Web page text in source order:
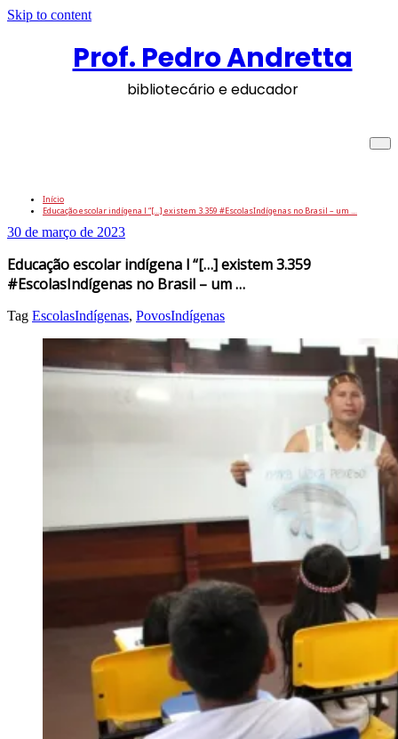
Skip to content
Prof. Pedro Andretta
bibliotecário e educador
Início
Educação escolar indígena l “[…] existem 3.359 #EscolasIndígenas no Brasil – um …
30 de março de 2023
Educação escolar indígena l “[…] existem 3.359
#EscolasIndígenas no Brasil – um …
Tag EscolasIndígenas, PovosIndígenas